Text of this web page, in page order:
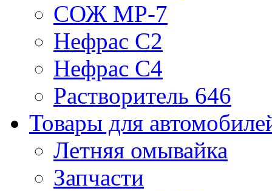
СОЖ МР-7
Нефрас С2
Нефрас С4
Растворитель 646
Товары для
Летняя омывайка
Запчасти